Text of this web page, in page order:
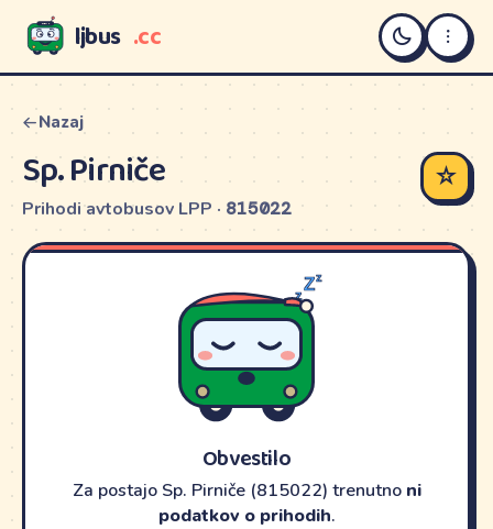
LJBUS ljbus .cc
Nazaj
Sp. Pirniče
Prihodi avtobusov LPP · 815022
☆
Obvestilo
Za postajo Sp. Pirniče (815022) trenutno ni
podatkov o prihodih.